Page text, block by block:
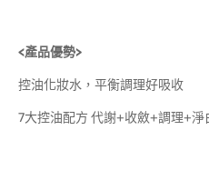
<產品優勢>
控油化妝水，平衡調理好吸收
7大控油配方 代謝+收斂+調理+淨